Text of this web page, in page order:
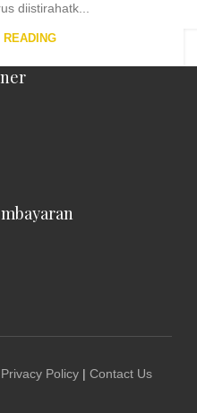
diistirahatk...
READING
Privacy Policy| Contact Us